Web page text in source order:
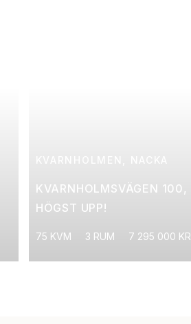
KVARNHOLMSVÄGEN 100,
HÖGST UPP!
75 KVM 3 RUM 7 295 000 KR